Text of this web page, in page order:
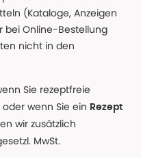
(Kataloge, Anzeigen
bei Online-Bestellung
nicht in den
Sie rezeptfreie
wenn Sie ein Rezept
wir zusätzlich
MwSt.